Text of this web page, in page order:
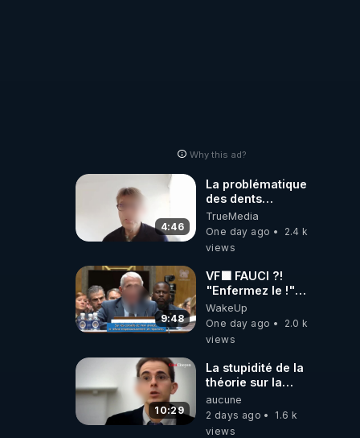
Why this ad?
4:46
La problématique
des dents
dévitalisées et
des implants
TrueMedia
One day ago
2.4 k
views
9:48
VF🟩 FAUCI ?!
"Enfermez le !"
(Lock him up!) -
Quartz Traduction
WakeUp
One day ago
2.0 k
views
10:29
La stupidité de la
théorie sur la
responsabilité de
l’homme
concernant le
aucune
2 days ago
1.6 k
views